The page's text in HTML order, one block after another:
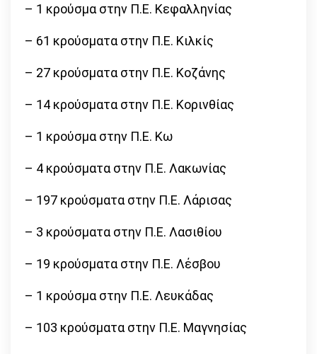
– 1 κρούσμα στην Π.Ε. Κεφαλληνίας
– 61 κρούσματα στην Π.Ε. Κιλκίς
– 27 κρούσματα στην Π.Ε. Κοζάνης
– 14 κρούσματα στην Π.Ε. Κορινθίας
– 1 κρούσμα στην Π.Ε. Κω
– 4 κρούσματα στην Π.Ε. Λακωνίας
– 197 κρούσματα στην Π.Ε. Λάρισας
– 3 κρούσματα στην Π.Ε. Λασιθίου
– 19 κρούσματα στην Π.Ε. Λέσβου
– 1 κρούσμα στην Π.Ε. Λευκάδας
– 103 κρούσματα στην Π.Ε. Μαγνησίας